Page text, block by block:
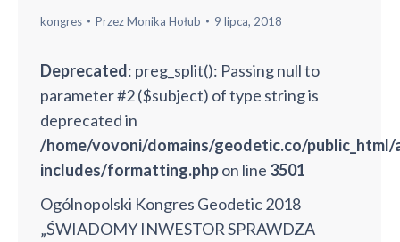
kongres PrzezMonika Hołub 9 lipca, 2018
Deprecated: preg_split(): Passing null to
parameter #2 ($subject) of type string is
deprecated in
/home/vovoni/domains/geodetic.co/public_html/
includes/formatting.phpon line 3501
Ogólnopolski Kongres Geodetic 2018
„ŚWIADOMY INWESTOR SPRAWDZA